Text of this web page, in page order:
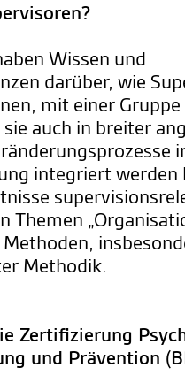
Wissen und
darüber, wie
mit einer
auch in breiter
integriert werden
Themen
Methodik.
Zertifizierung
und Prävention